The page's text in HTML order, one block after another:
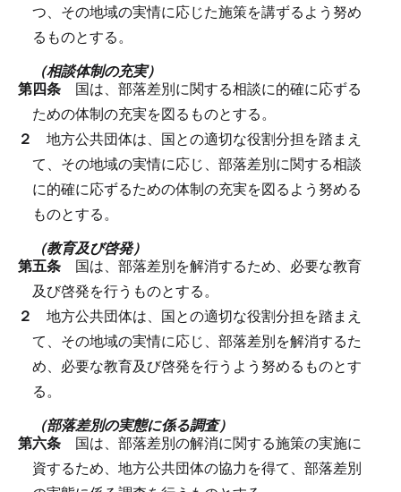
つ、その地域の実情に応じた施策を講ずるよう努め
るものとする。
（相談体制の充実）
第四条 国は、部落差別に関する相談に的確に応ずる
ための体制の充実を図るものとする。
２ 地方公共団体は、国との適切な役割分担を踏まえ
て、その地域の実情に応じ、部落差別に関する相談
に的確に応ずるための体制の充実を図るよう努める
ものとする。
（教育及び啓発）
第五条 国は、部落差別を解消するため、必要な教育
及び啓発を行うものとする。
２ 地方公共団体は、国との適切な役割分担を踏まえ
て、その地域の実情に応じ、部落差別を解消するた
め、必要な教育及び啓発を行うよう努めるものとす
る。
（部落差別の実態に係る調査）
第六条 国は、部落差別の解消に関する施策の実施に
資するため、地方公共団体の協力を得て、部落差別